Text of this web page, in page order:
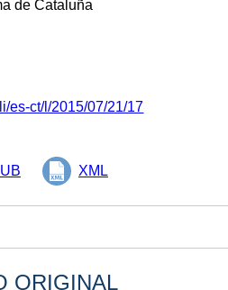
de Cataluña
es-ct/l/2015/07/21/17
XML
ORIGINAL